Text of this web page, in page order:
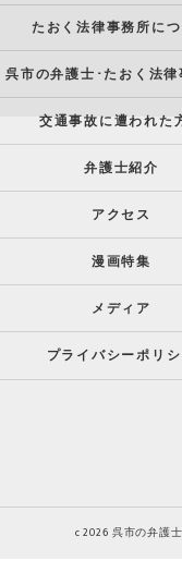
たおく法律事務所に
交通事故に遭われた
弁護士紹介
アクセス
漫画特集
メディア
プライバシーポリ
c 2026 呉市の弁護